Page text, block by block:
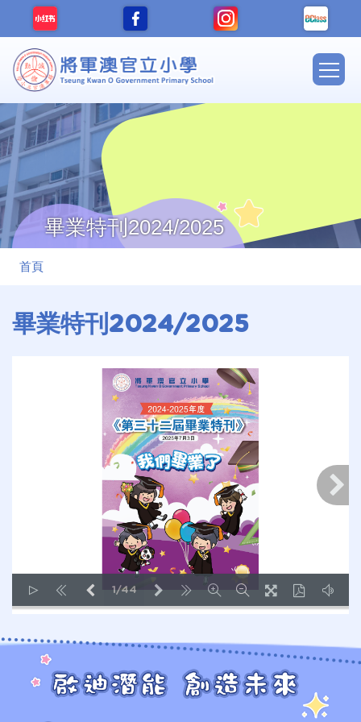
移至主內容
Main
畢業特刊2024/2025
導
連
首頁
畢業特刊2024/2025
LOADING PAGES 4% ...
1/44